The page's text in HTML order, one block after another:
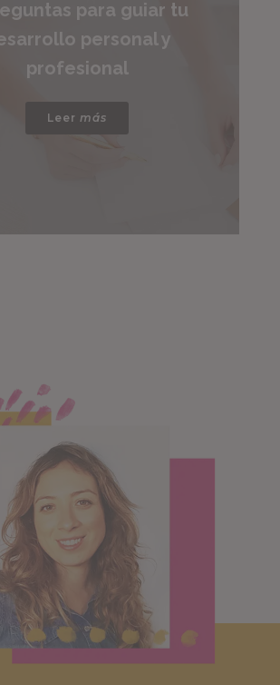
para guiar tu
personal y
profesional
Leermás